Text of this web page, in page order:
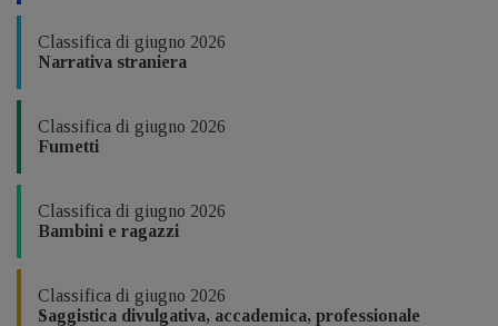
Classifica di giugno 2026
Narrativa straniera
Classifica di giugno 2026
Fumetti
Classifica di giugno 2026
Bambini e ragazzi
Classifica di giugno 2026
Saggistica divulgativa, accademica, professionale